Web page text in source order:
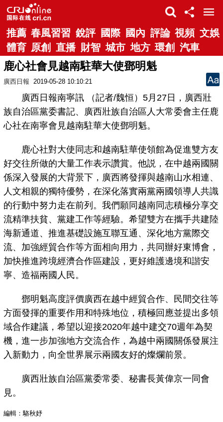
推薦 春風習習 銳評 國際 國內 評論 視頻 文娛
體育 原創 直播 財智 城市 地方 環創 汽車
鹿心社會見越南駐華大使鄧明魁
廣西日報 2019-05-28 10:10:21
廣西日報南寧訊 （記者/魏恒）5月27日，廣西壯
族自治區黨委書記、廣西壯族自治區人大常委會主任鹿
心社在南寧會見越南駐華大使鄧明魁。
鹿心社對大使同志和越南駐華使領館為促進雙方友
好交往所做的大量工作表示讚賞。他説，在中越兩國關
係深入發展的大背景下，廣西將發揮與越南山水相連、
人文相親的獨特優勢，在深化落實兩黨兩國領導人共識
的行動中努力走在前列。我們願同越南同志積極分享交
流精準扶貧、黨建工作等經驗。希望雙方在攜手共建陸
海新通道、推進基礎設施互聯互通、深化地方黨際交
流、加強經貿合作等方面相向用力，共同辦好東博會，
加快推進跨境經濟合作區建設，更好維護邊境和諧安
寧、造福兩國人民。
鄧明魁高度評價廣西在越中經貿合作、民間交往等
方面發揮的重要作用和特殊地位，積極回應並提出多領
域合作建議，希望以迎接2020年越中建交70週年為契
機，進一步加強地方交流合作，為越中兩國關係發展注
入新動力，向全世界展示兩國友好的燦爛前景。
廣西壯族自治區黨委常委、秘書長黃偉京一同會
見。
編輯：駱秋妤